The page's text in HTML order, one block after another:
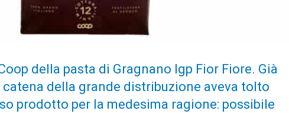
della pasta di Gragnano Igp Fior Fiore. Già
della grande distribuzione aveva tolto
prodotto per la medesima ragione: possibile